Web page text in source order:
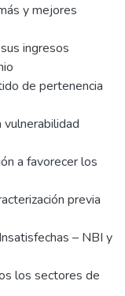
y mejores
ingresos
de pertenencia
vulnerabilidad
a favorecer los
previa
– NBI y
los sectores de